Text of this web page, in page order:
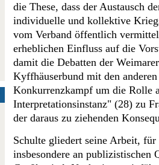
die These, dass der Austausch
individuelle und kollektive
vom Verband öffentlich
erheblichen Einfluss auf die
damit die Debatten der
Kyffhäuserbund mit den
Konkurrenzkampf um die Rolle
Interpretationsinstanz" (28) zu
der daraus zu ziehenden
Schulte gliedert seine Arbeit,
insbesondere an publizistischen